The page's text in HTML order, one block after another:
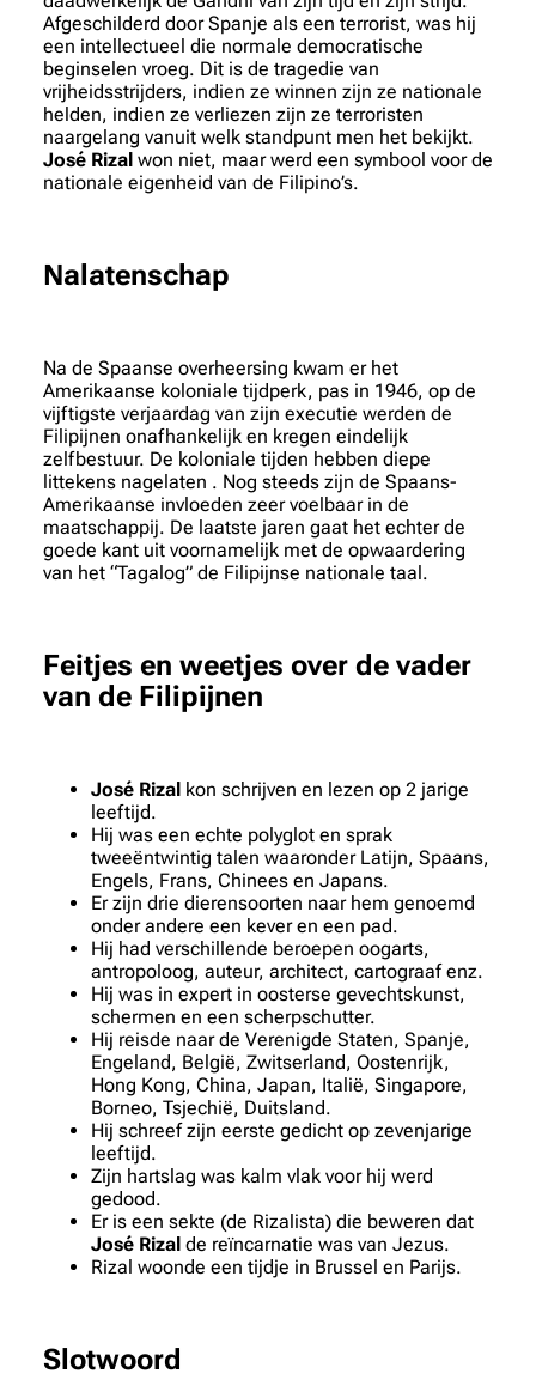
Afgeschilderd door Spanje als een terrorist, was hij
een intellectueel die normale democratische
beginselen vroeg. Dit is de tragedie van
vrijheidsstrijders, indien ze winnen zijn ze nationale
helden, indien ze verliezen zijn ze terroristen
naargelang vanuit welk standpunt men het bekijkt.
José Rizal won niet, maar werd een symbool voor de
nationale eigenheid van de Filipino’s.
Nalatenschap
Na de Spaanse overheersing kwam er het
Amerikaanse koloniale tijdperk, pas in 1946, op de
vijftigste verjaardag van zijn executie werden de
Filipijnen onafhankelijk en kregen eindelijk
zelfbestuur. De koloniale tijden hebben diepe
littekens nagelaten . Nog steeds zijn de Spaans-
Amerikaanse invloeden zeer voelbaar in de
maatschappij. De laatste jaren gaat het echter de
goede kant uit voornamelijk met de opwaardering
van het “Tagalog” de Filipijnse nationale taal.
Feitjes en weetjes over de vader
van de Filipijnen
José Rizal kon schrijven en lezen op 2 jarige
leeftijd.
Hij was een echte polyglot en sprak
tweeëntwintig talen waaronder Latijn, Spaans,
Engels, Frans, Chinees en Japans.
Er zijn drie dierensoorten naar hem genoemd
onder andere een kever en een pad.
Hij had verschillende beroepen oogarts,
antropoloog, auteur, architect, cartograaf enz.
Hij was in expert in oosterse gevechtskunst,
schermen en een scherpschutter.
Hij reisde naar de Verenigde Staten, Spanje,
Engeland, België, Zwitserland, Oostenrijk,
Hong Kong, China, Japan, Italië, Singapore,
Borneo, Tsjechië, Duitsland.
Hij schreef zijn eerste gedicht op zevenjarige
leeftijd.
Zijn hartslag was kalm vlak voor hij werd
gedood.
Er is een sekte (de Rizalista) die beweren dat
José Rizal de reïncarnatie was van Jezus.
Rizal woonde een tijdje in Brussel en Parijs.
Slotwoord